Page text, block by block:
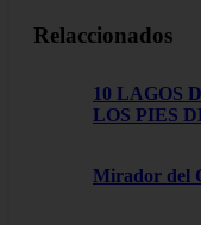
Relaccionados
10 LAGOS
LOS PIES
Mirador del